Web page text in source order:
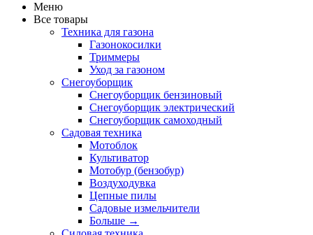
Меню
Все товары
Техника для газона
Газонокосилки
Триммеры
Уход за газоном
Снегоуборщик
Снегоуборщик бензиновый
Снегоуборщик электрический
Снегоуборщик самоходный
Садовая техника
Мотоблок
Культиватор
Мотобур (бензобур)
Воздуходувка
Цепные пилы
Садовые измельчители
Больше →